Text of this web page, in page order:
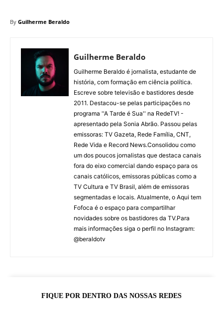
By Guilherme Beraldo
Guilherme Beraldo
Guilherme Beraldo é jornalista, estudante de
história, com formação em ciência política.
Escreve sobre televisão e bastidores desde
2011. Destacou-se pelas participações no
programa ''A Tarde é Sua'' na RedeTV! -
apresentado pela Sonia Abrão. Passou pelas
emissoras: TV Gazeta, Rede Família, CNT,
Rede Vida e Record News.Consolidou como
um dos poucos jornalistas que destaca canais
fora do eixo comercial dando espaço para os
canais católicos, emissoras públicas como a
TV Cultura e TV Brasil, além de emissoras
segmentadas e locais. Atualmente, o Aqui tem
Fofoca é o espaço para compartilhar
novidades sobre os bastidores da TV.Para
mais informações siga o perfil no Instagram:
@beraldotv
FIQUE POR DENTRO DAS NOSSAS REDES